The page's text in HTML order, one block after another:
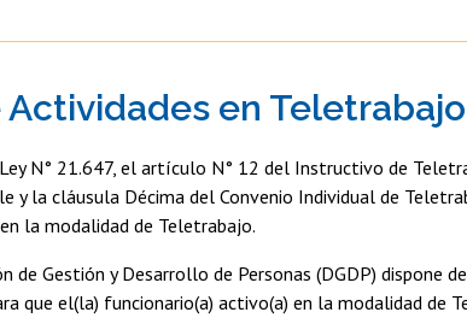
Estudios Avanzados en Educación
Alimentos
en Teletrabajo
N° 21.647, el artículo N° 12 del Instructivo de
y la cláusula Décima del Convenio Individual de
la modalidad de Teletrabajo.
de Gestión y Desarrollo de Personas (DGDP) dispone
que el(la) funcionario(a) activo(a) en la modalidad